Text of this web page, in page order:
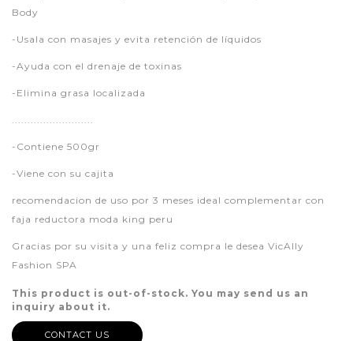
Body
-Usala con masajes y evita retención de líquidos
-Ayuda con el drenaje de toxinas
-Elimina grasa localizada
..........................
-Contiene 500gr
-Viene con su cajita
recomendacion de uso por 3 meses ideal complementar con
faja reductora moda king peru
Gracias por su visita y una feliz compra le desea VicAlly
Fashion SPA
This product is out-of-stock. You may send us an
inquiry about it.
CONTACT US